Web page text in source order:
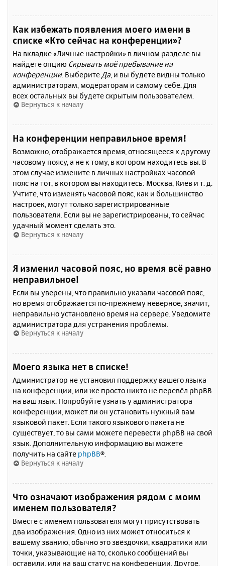
Как избежать появления моего имени в
списке «Кто сейчас на конференции»?
На вкладке «Личные настройки» в личном разделе вы
найдёте опцию Скрывать моё пребывание на
конференции. Выберите Да, и вы будете видны только
администраторам, модераторам и самому себе. Для
всех остальных вы будете скрытым пользователем.
Вернуться к началу
На конференции неправильное время!
Возможно, отображается время, относящееся к другому
часовому поясу, а не к тому, в котором находитесь вы. В
этом случае измените в личных настройках часовой
пояс на тот, в котором вы находитесь: Москва, Киев и т. д.
Учтите, что изменять часовой пояс, как и большинство
настроек, могут только зарегистрированные
пользователи. Если вы не зарегистрированы, то сейчас
удачный момент сделать это.
Вернуться к началу
Я изменил часовой пояс, но время всё равно
неправильное!
Если вы уверены, что правильно указали часовой пояс,
но время отображается по-прежнему неверное, значит,
неправильно установлено время на сервере. Уведомите
администратора для устранения проблемы.
Вернуться к началу
Моего языка нет в списке!
Администратор не установил поддержку вашего языка
на конференции, или же просто никто не перевёл phpBB
на ваш язык. Попробуйте узнать у администратора
конференции, может ли он установить нужный вам
языковой пакет. Если такого языкового пакета не
существует, то вы сами можете перевести phpBB на свой
язык. Дополнительную информацию вы можете
получить на сайте phpBB®.
Вернуться к началу
Что означают изображения рядом с моим
именем пользователя?
Вместе с именем пользователя могут присутствовать
два изображения. Одно из них может относиться к
вашему званию, обычно это звёздочки, квадратики или
точки, указывающие на то, сколько сообщений вы
оставили, или на ваш статус на конференции. Другое,